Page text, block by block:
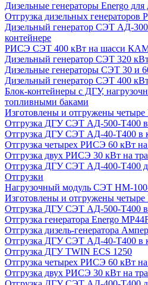
Дизельные генераторы Energo для
Отгрузка дизельных генераторов
Дизельный генератор СЭТ АД-
контейнере
РИСЭ СЭТ 400 кВт на шасси
Дизельный генератор СЭТ 320
Дизельные генераторы СЭТ 30 и
Дизельный генератор СЭТ 400
Блок-контейнеры с ДГУ,
топливными баками
Изготовлены и отгружены
Отгрузка ДГУ СЭТ АД-500-Т400
Отгрузка ДГУ СЭТ АД-40-Т400 в
Отгрузка четырех РИСЭ 60 кВт
Отгрузка двух РИСЭ 30 кВт на
Отгрузка ДГУ СЭТ АД-400-Т400
Отгрузки
Нагрузочный модуль СЭТ НМ-
Изготовлены и отгружены
Отгрузка ДГУ СЭТ АД-500-Т400
Отгрузка генератора Energo
Отгрузка дизель-генератора
Отгрузка ДГУ СЭТ АД-40-Т400 в
Отгрузка ДГУ TWIN ECS 1250
Отгрузка четырех РИСЭ 60 кВт
Отгрузка двух РИСЭ 30 кВт на